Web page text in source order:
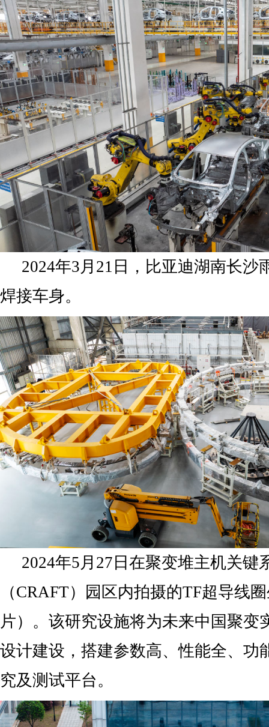
2024年3月21日，比亚迪湖南长沙
焊接车身。
2024年5月27日在聚变堆主机关键
（CRAFT）园区内拍摄的TF超导线
片）。该研究设施将为未来中国聚变
设计建设，搭建参数高、性能全、功
究及测试平台。